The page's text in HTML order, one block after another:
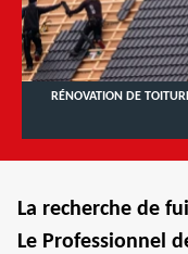
RÉNOVATION DE
La recherche de
Le Professionnel